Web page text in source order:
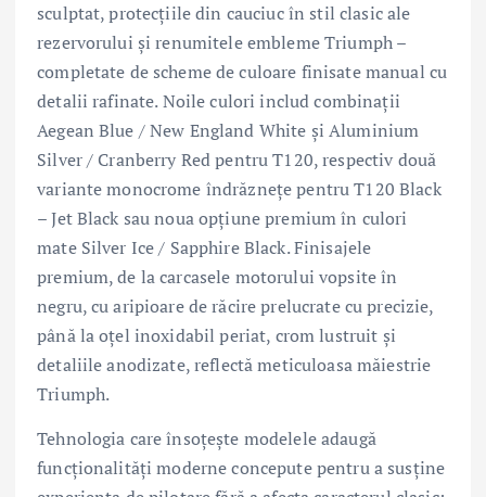
sculptat, protecțiile din cauciuc în stil clasic ale
rezervorului și renumitele embleme Triumph –
completate de scheme de culoare finisate manual cu
detalii rafinate. Noile culori includ combinații
Aegean Blue / New England White și Aluminium
Silver / Cranberry Red pentru T120, respectiv două
variante monocrome îndrăznețe pentru T120 Black
– Jet Black sau noua opțiune premium în culori
mate Silver Ice / Sapphire Black. Finisajele
premium, de la carcasele motorului vopsite în
negru, cu aripioare de răcire prelucrate cu precizie,
până la oțel inoxidabil periat, crom lustruit și
detaliile anodizate, reflectă meticuloasa măiestrie
Triumph.
Tehnologia care însoțește modelele adaugă
funcționalități moderne concepute pentru a susține